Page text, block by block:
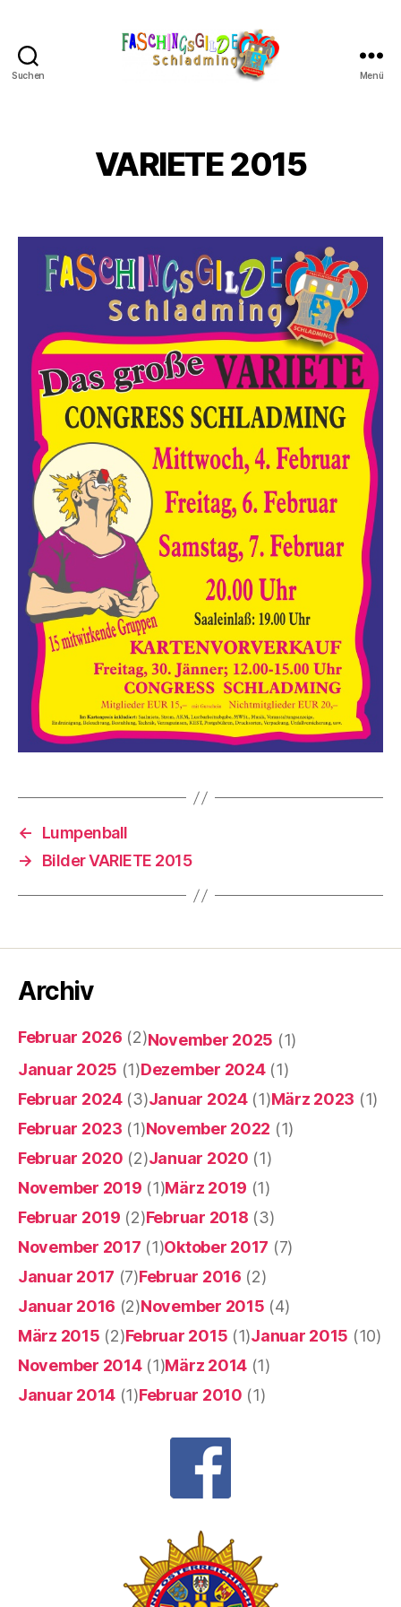
Suchen Menü
VARIETE 2015
←
Lumpenball
→
Bilder VARIETE 2015
Archiv
Februar 2026 (2)November 2025 (1)
Januar 2025 (1)Dezember 2024(1)
Februar 2024(3)Januar 2024(1)März 2023 (1)
Februar 2023 (1)November 2022 (1)
Februar 2020 (2)Januar 2020 (1)
November 2019 (1)März 2019 (1)
Februar 2019 (2)Februar 2018 (3)
November 2017 (1)Oktober 2017 (7)
Januar 2017 (7)Februar 2016 (2)
Januar 2016 (2)November 2015 (4)
März 2015 (2)Februar 2015 (1)Januar 2015 (10)
November 2014(1)März 2014 (1)
Januar 2014 (1)Februar 2010 (1)